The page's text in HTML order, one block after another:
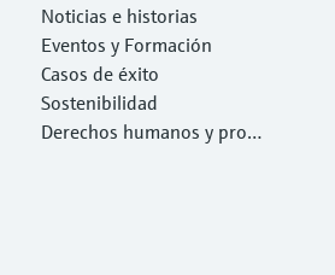
Noticias e historias
Eventos y Formación
Casos de éxito
Sostenibilidad
Derechos humanos y prote